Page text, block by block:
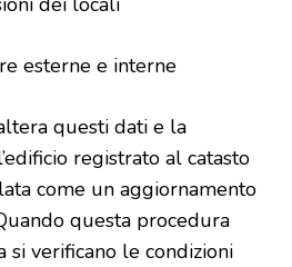
esterne e interne
questi dati e la
registrato al catasto
come un aggiornamento
questa procedura
si verificano le condizioni